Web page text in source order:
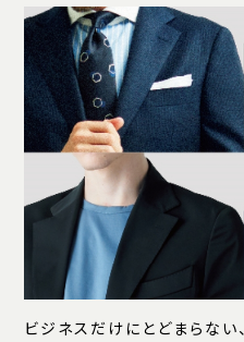
ビジネスだけにとどまらない、